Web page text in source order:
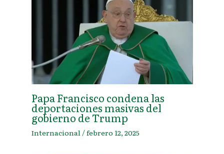
Papa Francisco condena las
deportaciones masivas del
gobierno de Trump
Internacional/febrero 12, 2025